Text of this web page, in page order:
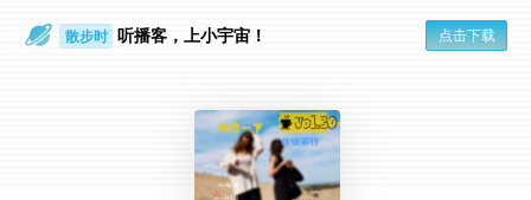
散步时 听播客，上小宇宙！ 点击下载